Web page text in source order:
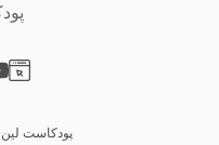
All content © 2026 پودكاست لين